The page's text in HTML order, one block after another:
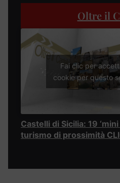
Oltre il
Fai clic per
cookie per questo
Castelli di Sicilia: 19
turismo di prossimità